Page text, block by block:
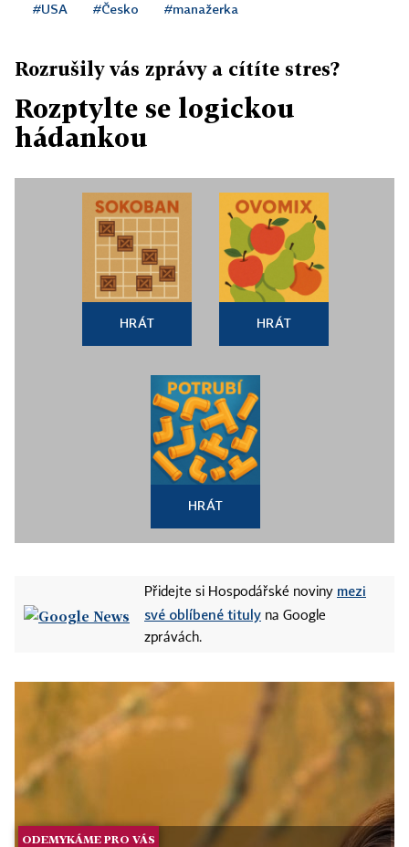
#USA #Česko #manažerka
Rozrušily vás zprávy a cítíte stres?
Rozptylte se logickou
hádankou
HRÁT HRÁT
HRÁT
Přidejte si Hospodářské noviny mezi
své oblíbené tituly na Google
zprávách.
ODEMYKÁME PRO VÁS